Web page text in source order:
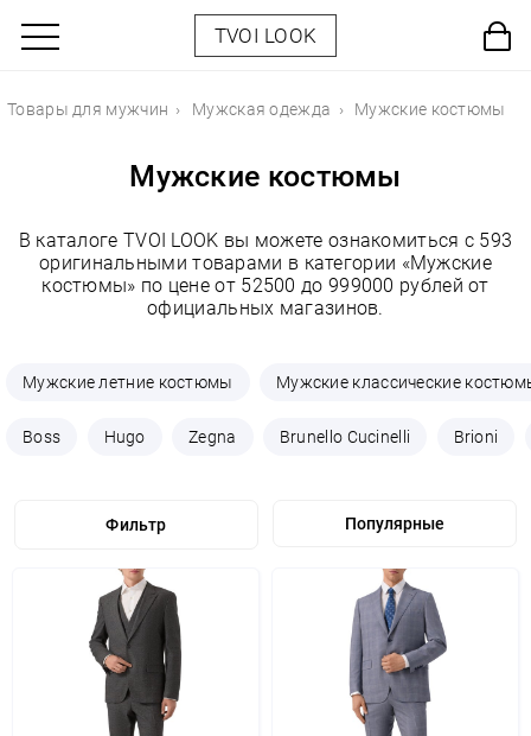
TVOI LOOK
Товары для мужчин Мужская одежда Мужские костюмы
Мужские костюмы
В каталоге TVOI LOOK вы можете ознакомиться с 593
оригинальными товарами в категории «Мужские
костюмы» по цене от 52500 до 999000 рублей от
официальных магазинов.
Мужские летние костюмы Мужские классические
Boss Hugo Zegna Brunello Cucinelli Brioni
Фильтр